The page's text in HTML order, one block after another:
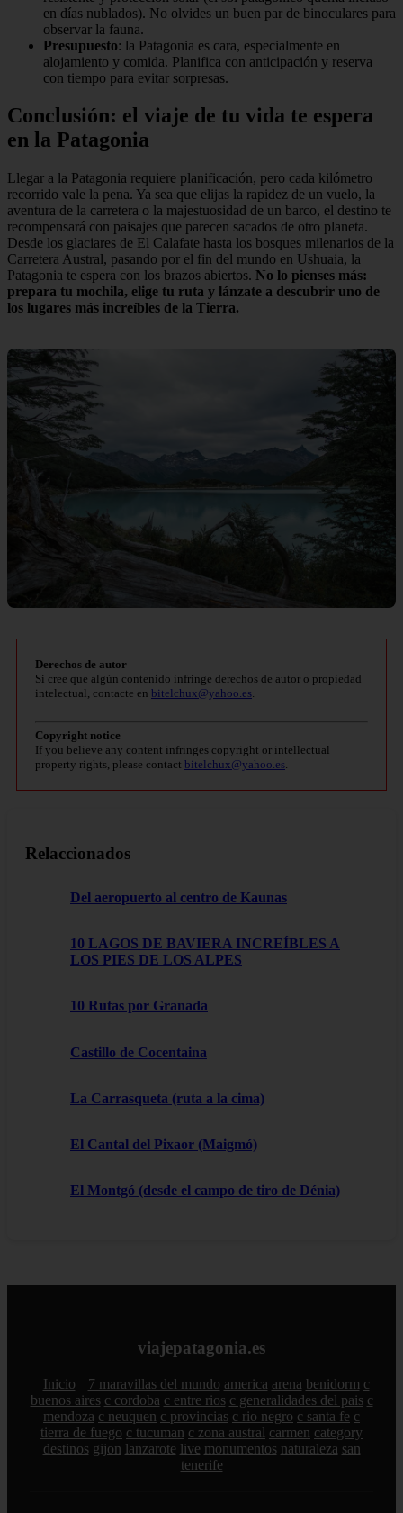
en días nublados). No olvides un buen par de binoculares para
observar la fauna.
Presupuesto: la Patagonia es cara, especialmente en
alojamiento y comida. Planifica con anticipación y reserva
con tiempo para evitar sorpresas.
Conclusión: el viaje de tu vida te espera
en la Patagonia
Llegar a la Patagonia requiere planificación, pero cada kilómetro
recorrido vale la pena. Ya sea que elijas la rapidez de un vuelo, la
aventura de la carretera o la majestuosidad de un barco, el destino te
recompensará con paisajes que parecen sacados de otro planeta.
Desde los glaciares de El Calafate hasta los bosques milenarios de la
Carretera Austral, pasando por el fin del mundo en Ushuaia, la
Patagonia te espera con los brazos abiertos. No lo pienses más:
prepara tu mochila, elige tu ruta y lánzate a descubrir uno de
los lugares más increíbles de la Tierra.
Derechos de autor
Si cree que algún contenido infringe derechos de autor o propiedad
intelectual, contacte en bitelchux@yahoo.es.
Copyright notice
If you believe any content infringes copyright or intellectual
property rights, please contact bitelchux@yahoo.es.
Relaccionados
Del aeropuerto al centro de Kaunas
10 LAGOS DE BAVIERA INCREÍBLES A
LOS PIES DE LOS ALPES
10 Rutas por Granada
Castillo de Cocentaina
La Carrasqueta (ruta a la cima)
El Cantal del Pixaor (Maigmó)
El Montgó (desde el campo de tiro de Dénia)
viajepatagonia.es
Inicio 7 maravillas del mundo america arena benidorm c
buenos aires c cordoba c entre rios c generalidades del pais c
mendoza c neuquen c provincias c rio negro c santa fe c
tierra de fuego c tucuman c zona austral carmen category
destinos gijon lanzarote live monumentos naturaleza san
tenerife